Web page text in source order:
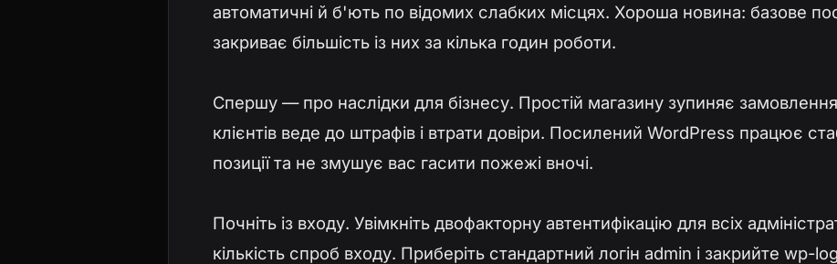
автоматичні й б'ють по відомих слабких місцях. Хороша новина: базове
закриває більшість із них за кілька годин роботи.
Спершу — про наслідки для бізнесу. Простій магазину зупиняє
клієнтів веде до штрафів і втрати довіри. Посилений WordPress працює
позиції та не змушує вас гасити пожежі вночі.
Почніть із входу. Увімкніть двофакторну автентифікацію для всіх
кількість спроб входу. Приберіть стандартний логін admin і закрийте wp-